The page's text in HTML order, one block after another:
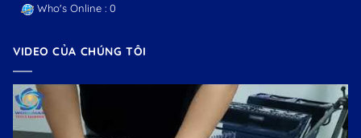
Who's Online : 0
VIDEO CỦA CHÚNG TÔI